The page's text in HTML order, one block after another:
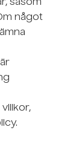
såsom
något